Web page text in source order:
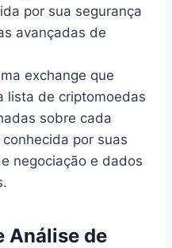
por sua segurança
avançadas de
exchange que
lista de criptomoedas
sobre cada
por suas
negociação e dados
Análise de